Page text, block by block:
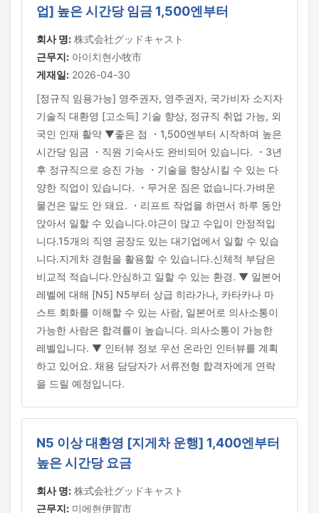
업] 높은 시간당 임금 1,500엔부터
회사 명: 株式会社グッドキャスト
근무지: 아이치현小牧市
게재일: 2026-04-30
[정규직 임용가능] 영주권자, 영주권자, 국가비자 소지자
기술직 대환영 [고소득] 기술 향상, 정규직 취업 가능, 외
국인 인재 활약 ▼좋은 점 ・1,500엔부터 시작하며 높은
시간당 임금 ・직원 기숙사도 완비되어 있습니다. ・3년
후 정규직으로 승진 가능 ・기술을 향상시킬 수 있는 다
양한 직업이 있습니다. ・무거운 짐은 없습니다.가벼운
물건은 말도 안 돼요. ・리프트 작업을 하면서 하루 동안
앉아서 일할 수 있습니다.야근이 많고 수입이 안정적입
니다.15개의 직영 공장도 있는 대기업에서 일할 수 있습
니다.지게차 경험을 활용할 수 있습니다.신체적 부담은
비교적 적습니다.안심하고 일할 수 있는 환경. ▼ 일본어
레벨에 대해 [N5] N5부터 상급 히라가나, 카타카나 마
스트 회화를 이해할 수 있는 사람, 일본어로 의사소통이
가능한 사람은 합격률이 높습니다. 의사소통이 가능한
레벨입니다. ▼ 인터뷰 정보 우선 온라인 인터뷰를 계획
하고 있어요. 채용 담당자가 서류전형 합격자에게 연락
을 드릴 예정입니다.
N5 이상 대환영 [지게차 운행] 1,400엔부터
높은 시간당 요금
회사 명: 株式会社グッドキャスト
근무지: 미에현伊賀市